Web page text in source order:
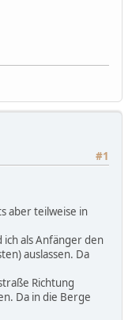
#1
aber teilweise in
ich als Anfänger den
auslassen. Da
Richtung
Da in die Berge